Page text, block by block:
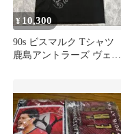
¥ 10,300
90s ビスマルク Tシャツ
鹿島アントラーズ ヴェル